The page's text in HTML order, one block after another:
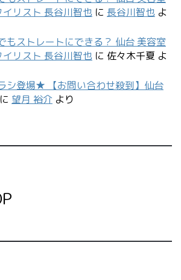
リスト 長谷川智也に佐々木千夏よ
シ登場★ 【お問い合わせ殺到】仙台
望月 裕介より
(364)